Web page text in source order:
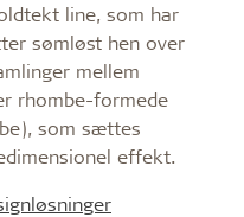
line, som har
sømløst hen over
mellem
rhombe-formede
som sættes
effekt.